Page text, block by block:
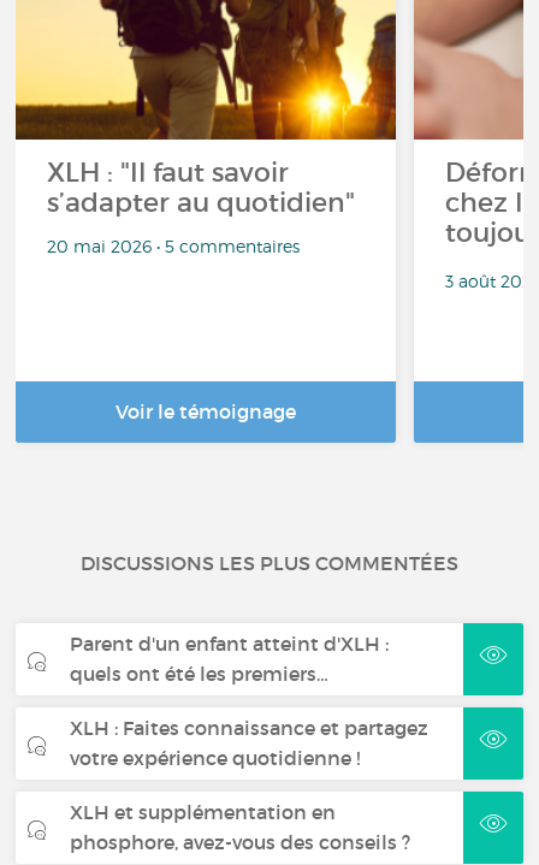
XLH : "Il faut savoir
s’adapter au quotidien"
20 mai 2026 • 5 commentaires
Voir le témoignage
chez
3 août
DISCUSSIONS LES PLUS COMMENTÉES
Parent d'un enfant atteint d'XLH :
quels ont été les premiers…
XLH : Faites connaissance et partagez
votre expérience quotidienne !
XLH et supplémentation en
phosphore, avez-vous des conseils ?